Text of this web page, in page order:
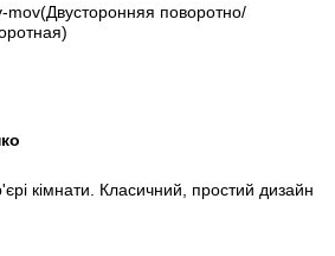
mov(Двусторонняя поворотно/
кімнати. Класичний, простий дизайн